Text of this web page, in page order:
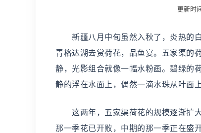
更新时
新疆八月中旬虽然入秋了，炎热的白
青格达湖去赏荷花，品鱼宴。五家渠的
静，光影组合就像一幅水粉画。碧绿的
静的浮在水面上，偶然一滴水珠从叶面
这两年，五家渠荷花的规模逐渐扩大
那一季花已开败，中期的那一季正在盛